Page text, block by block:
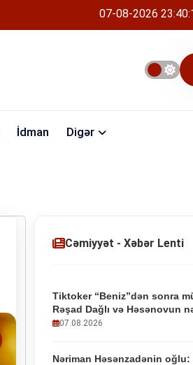
07-08-2026
İdman Digər
Cəmiyyət - Xəbər Lenti
Tiktoker “Beniz”dən sonra
Rəşad Dağlı və Həsənovun
07.08.2026
Nəriman Həsənzadənin